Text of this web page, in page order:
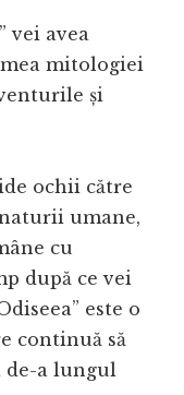
vei avea
mitologiei
și
ochii către
umane,
cu
după ce vei
este o
continuă să
de-a lungul